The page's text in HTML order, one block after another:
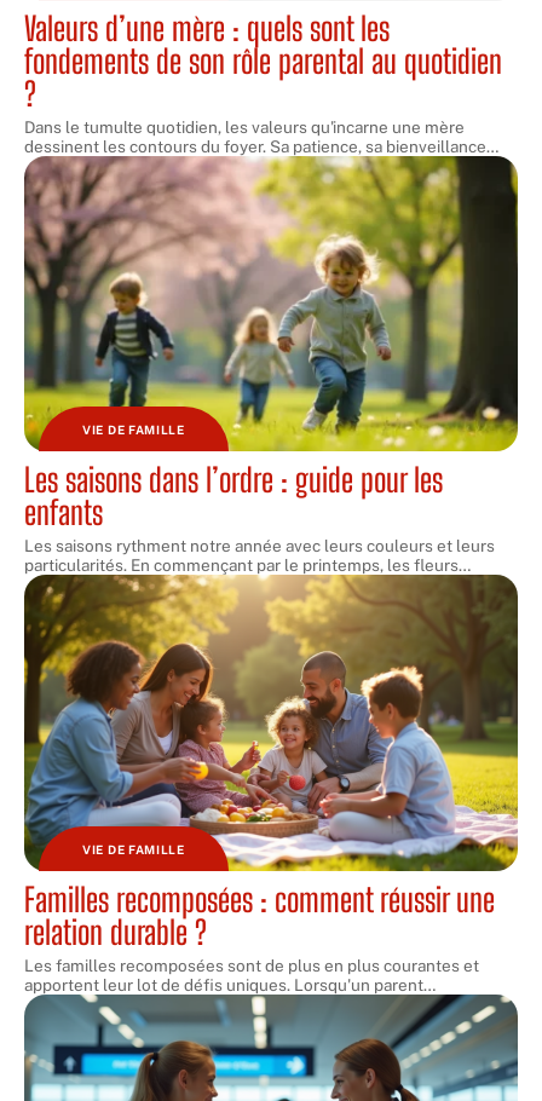
Valeurs d’une mère : quels sont les
fondements de son rôle parental au quotidien
?
Dans le tumulte quotidien, les valeurs qu'incarne une mère
dessinent les contours du foyer. Sa patience, sa bienveillance…
VIE DE FAMILLE
Les saisons dans l’ordre : guide pour les
enfants
Les saisons rythment notre année avec leurs couleurs et leurs
particularités. En commençant par le printemps, les fleurs…
VIE DE FAMILLE
Familles recomposées : comment réussir une
relation durable ?
Les familles recomposées sont de plus en plus courantes et
apportent leur lot de défis uniques. Lorsqu'un parent…